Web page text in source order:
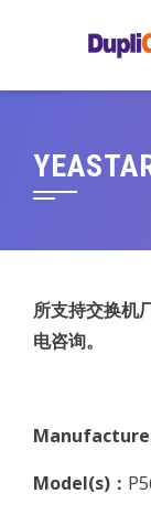
所支持交换机
电咨询。
Model(s)：